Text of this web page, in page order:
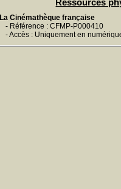
Ressources
La Cinémathèque française
- Référence : CFMP-P000410
- Accès : Uniquement en